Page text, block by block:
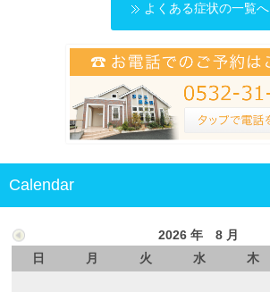
よくある症状の一覧へ
Calendar
2026 年 8 月
日
月 火 水 木